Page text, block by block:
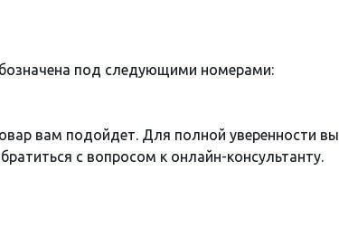
под следующими номерами:
вам подойдет. Для полной уверенности вы
с вопросом к онлайн-консультанту.